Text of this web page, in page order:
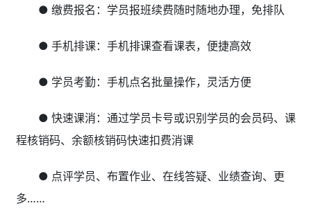
● 缴费报名：学员报班续费随时随地办理，免排队
● 手机排课：手机排课查看课表，便捷高效
● 学员考勤：手机点名批量操作，灵活方便
● 快速课消：通过学员卡号或识别学员的会员码、课
程核销码、余额核销码快速扣费消课
● 点评学员、布置作业、在线答疑、业绩查询、更
多……